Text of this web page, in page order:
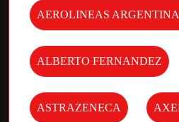
AEROLINEAS
ALBERTO FERNANDEZ
ASTRAZENECA